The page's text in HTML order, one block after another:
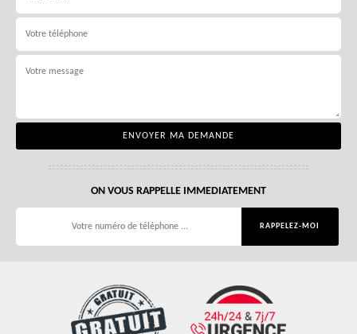
ON VOUS RAPPELLE IMMEDIATEMENT